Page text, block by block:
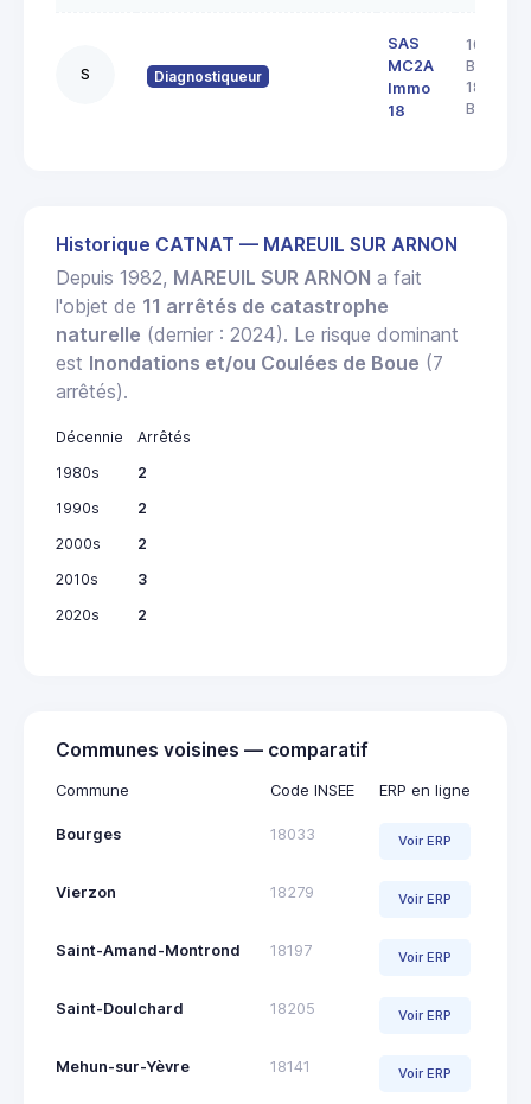
S Diagnostiqueur
SAS
MC2A
Immo
18
103 rue
Barbès
18000
Historique CATNAT — MAREUIL SUR ARNON
Depuis 1982, MAREUIL SUR ARNON a fait
l'objet de 11 arrêtés de catastrophe
naturelle (dernier : 2024). Le risque dominant
est Inondations et/ou Coulées de Boue (7
arrêtés).
Décennie
Arrêtés
1980s
2
1990s
2
2000s
2
2010s
3
2020s
2
Communes voisines — comparatif
Commune Code INSEE ERP en ligne
Bourges 18033 Voir ERP
Vierzon 18279 Voir ERP
Saint-Amand-Montrond 18197 Voir ERP
Saint-Doulchard 18205 Voir ERP
Mehun-sur-Yèvre 18141 Voir ERP